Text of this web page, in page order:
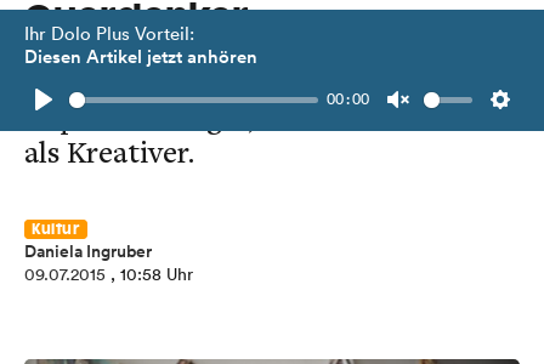
Ihr Dolo Plus Vorteil:
Diesen Artikel jetzt anhören
Play
00:00
Unmute
Querdenker
Sepp Brugger hat seinen eigenen
Kopf – als Bürger, Unternehmer und
als Kreativer.
Kultur
Daniela Ingruber
09.07.2015 , 10:58 Uhr